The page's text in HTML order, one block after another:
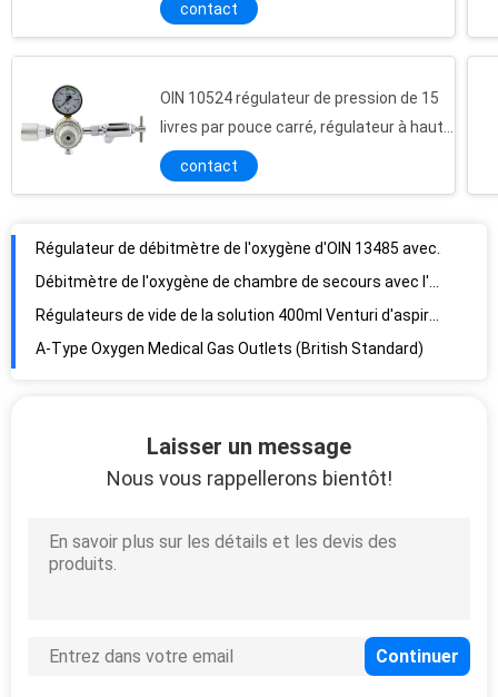
contact
OIN 10524 régulateur de pression de 15
livres par pouce carré, régulateur à haute
pression de l'oxygène
contact
Régulateur de débitmètre de l'oxygène d'OIN 13485 avec l'humidificateur
Débitmètre de l'oxygène de chambre de secours avec l'humidificateur
Régulateurs de vide de la solution 400ml Venturi d'aspiration d'éjecteur
A-Type Oxygen Medical Gas Outlets (British Standard)
Le CE de chambre de secours a délivré un certificat les régulateurs médicaux d'aspiration
Laisser un message
Nous vous rappellerons bientôt!